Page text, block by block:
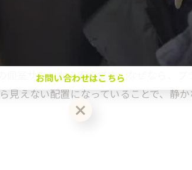
時間を楽しめる美容室のサービス紹介
でまわりを気にせずリラックス可能
のある美容室で周囲を気にせずリラックス
りの音や視線を遮断した美容室体験
過ごせる個室美容室の選び方ガイド
だけの空間で美容室初心者も安心施術
室サロンなら安心です。なぜなら、
見えない配置になっていることで、静
お問い合わせはこちら